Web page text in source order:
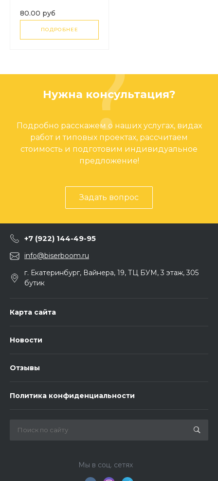
желтым и розовым
80.00 руб
ПОДРОБНЕЕ
Нужна консультация?
Подробно расскажем о наших услугах, видах
работ и типовых проектах, рассчитаем
стоимость и подготовим индивидуальное
предложение!
Задать вопрос
+7 (922) 144-49-95
info@biserboom.ru
г. Екатеринбург, Вайнера, 19, ТЦ БУМ, 3 этаж, 305
бутик
Карта сайта
Новости
Отзывы
Политика конфиденциальности
Мы в соц. сетях